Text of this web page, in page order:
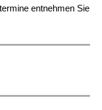
entnehmen Sie